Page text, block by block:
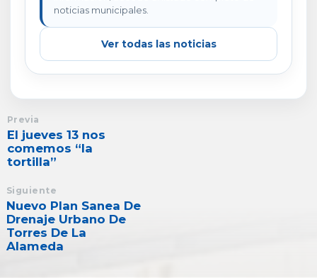
noticias municipales.
Ver todas las noticias
Previa
El jueves 13 nos
comemos “la
tortilla”
Siguiente
Nuevo Plan Sanea De
Drenaje Urbano De
Torres De La
Alameda